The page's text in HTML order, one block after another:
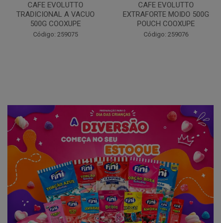
CAFE EVOLUTTO
TRADICIONAL A VACUO
500G COOXUPE
Código: 259075
CAFE EVOLUTTO
EXTRAFORTE MOIDO 500G
POUCH COOXUPE
Código: 259076